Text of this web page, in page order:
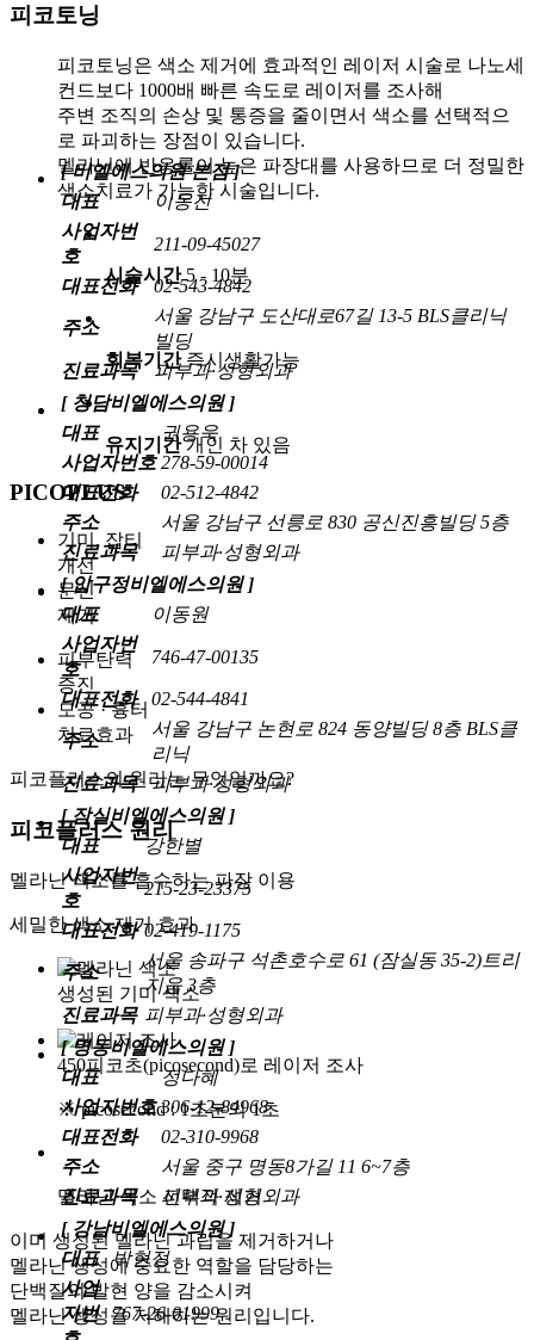
피코토닝
피코토닝은 색소 제거에 효과적인 레이저 시술로 나노세
컨드보다 1000배 빠른 속도로 레이저를 조사해
주변 조직의 손상 및 통증을 줄이면서 색소를 선택적으
로 파괴하는 장점이 있습니다.
멜라닌에 반응률이 높은 파장대를 사용하므로 더 정밀한
색소치료가 가능한 시술입니다.
시술시간 5 - 10분
회복기간 즉시생활가능
유지기간 개인 차 있음
PICOPLUS
기미, 잡티
개선
문신
제거
피부탄력
증진
모공 · 흉터
치료효과
피코플러스의 원리는 무엇일까요?
피코플러스 원리
멜라닌 색소를 흡수하는 파장 이용
세밀한 색소 제거 효과
생성된 기미 색소
450피코초(picosecond)로 레이저 조사
※ picosecond : 1조분의 1초
멜라닌 색소 선택적 제거
이미 생성된 멜라닌 과립을 제거하거나
멜라닌 생성에 중요한 역할을 담당하는
단백질의 발현 양을 감소시켜
멜라닌 생성을 저해하는 원리입니다.
[ 비엘에스의원 본점 ]
대표
이동진
사업자번
호
211-09-45027
대표전화 02-543-4842
주소
서울 강남구 도산대로67길 13-5 BLS클리닉
빌딩
진료과목
피부과·성형외과
[ 청담비엘에스의원 ]
대표
권용욱
사업자번호 278-59-00014
대표전화
02-512-4842
주소
서울 강남구 선릉로 830 공신진흥빌딩 5층
진료과목
피부과·성형외과
[ 압구정비엘에스의원 ]
대표
이동원
사업자번
호
746-47-00135
대표전화 02-544-4841
주소
서울 강남구 논현로 824 동양빌딩 8층 BLS클
리닉
진료과목
피부과·성형외과
[ 잠실비엘에스의원 ]
대표
강한별
사업자번
호
215-23-23375
대표전화 02-419-1175
주소
서울 송파구 석촌호수로 61 (잠실동 35-2)트리
지움 3층
진료과목 피부과·성형외과
[ 명동비엘에스의원 ]
대표
정다혜
사업자번호 306-12-84968
대표전화
02-310-9968
주소
서울 중구 명동8가길 11 6~7층
진료과목
피부과·성형외과
[ 강남비엘에스의원 ]
대표
박현정
사업
자번
767-26-01999